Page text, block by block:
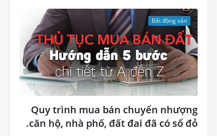
Bất động sản
Quy trình mua bán chuyển nhượng
căn hộ, nhà phố, đất đai đã có sổ đỏ.